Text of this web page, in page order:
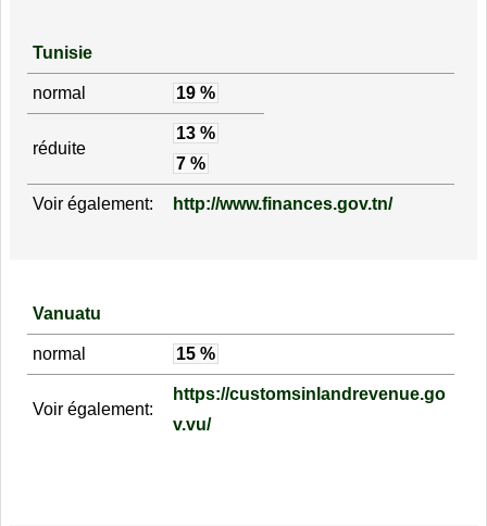
Tunisie
normal 19 %
réduite
13 %
7 %
Voir également: http://www.finances.gov.tn/
Vanuatu
normal 15 %
Voir également:
https://customsinlandrevenue.go
v.vu/